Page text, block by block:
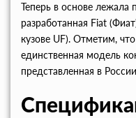
Теперь в основе лежала
разработанная Fiat
кузове UF). Отметим,
единственная модель
представленная в